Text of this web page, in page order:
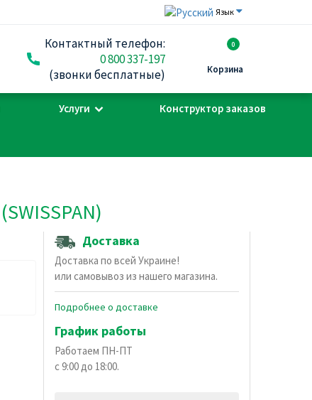
Язык
Контактный телефон:
0 800 337-197
(звонки бесплатные)
0
Корзина
Услуги Конструктор заказов
Доставка
Доставка по всей Украине!
или самовывоз из нашего магазина.
Подробнее о доставке
График работы
Работаем ПН-ПТ
с 9:00 до 18:00.